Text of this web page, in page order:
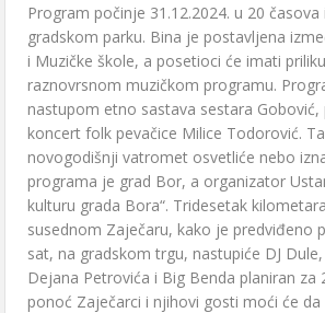
Program počinje 31.12.2024. u 20
gradskom parku. Bina je postavljena
i Muzičke škole, a posetioci će imati
raznovrsnom muzičkom programu.
nastupom etno sastava sestara Gobović,
koncert folk pevačice Milice Todorović.
novogodišnji vatromet osvetliće nebo
programa je grad Bor, a organizator
kulturu grada Bora“. Tridesetak
susednom Zaječaru, kako je predviđeno
sat, na gradskom trgu, nastupiće DJ
Dejana Petrovića i Big Benda planiran za
ponoć Zaječarci i njihovi gosti moći će da